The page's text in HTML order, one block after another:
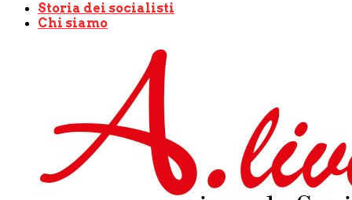
Storia dei socialisti
Chi siamo